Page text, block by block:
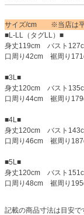
サイズ/cm ※当店は平
■L-LL（タグLL）■
身丈119cm バスト
口周り42cm 裾周り
■3L■
身丈120cm バスト
口周り44cm 裾周り
■4L■
身丈120cm バスト
口周り46cm 裾周り
■5L■
身丈120cm バスト
口周り48cm 裾周り
記載の商品寸法は目安